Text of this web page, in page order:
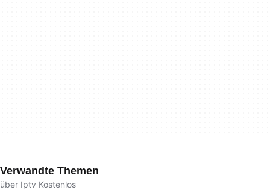
Verwandte Themen
über Iptv Kostenlos